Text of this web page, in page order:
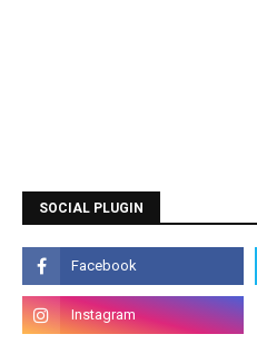
SOCIAL PLUGIN